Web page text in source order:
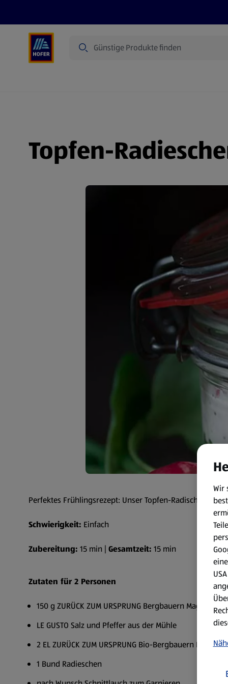
Topfen-
Perfektes Frühlingsrezept: Unser Topfen-Radischen
Schwierigkeit: Einfach
Zubereitung: 15 min | Gesamtzeit: 15 min
Zutaten für 2 Personen
150 g ZURÜCK ZUM URSPRUNG Bergbauern
LE GUSTO Salz und Pfeffer aus der Mühle
2 EL ZURÜCK ZUM URSPRUNG Bio-Bergbauern
1 Bund Radieschen
Wir